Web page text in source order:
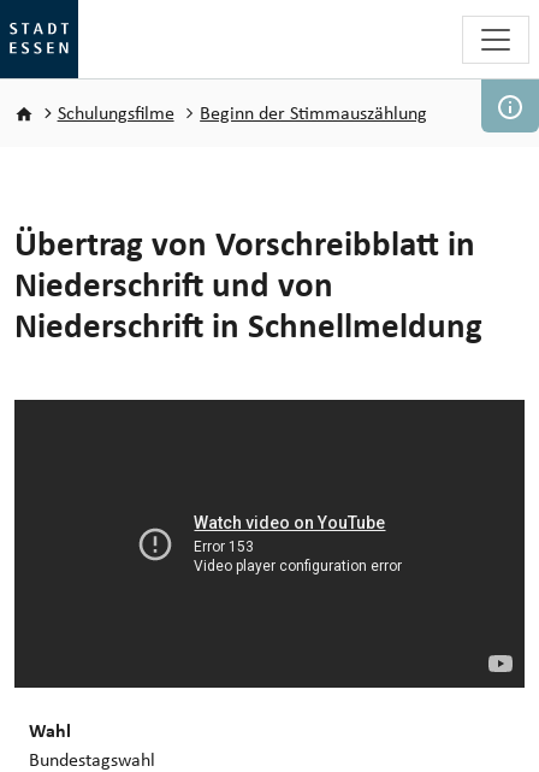
Pfadnavigation
Schulungsfilme Beginn der Stimmauszählung
Übertrag von Vorschreibblatt in
Niederschrift und von
Niederschrift in Schnellmeldung
Wahl
Bundestagswahl